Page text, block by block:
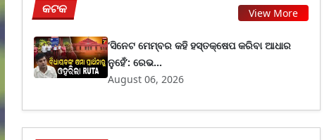
କଟକ View More
‘ସିନେଟ ମେମ୍ବର କହି ହସ୍ତକ୍ଷେପ କରିବା ଆଧାର
ନୁହେଁ’: ରେଭ...
August 06, 2026